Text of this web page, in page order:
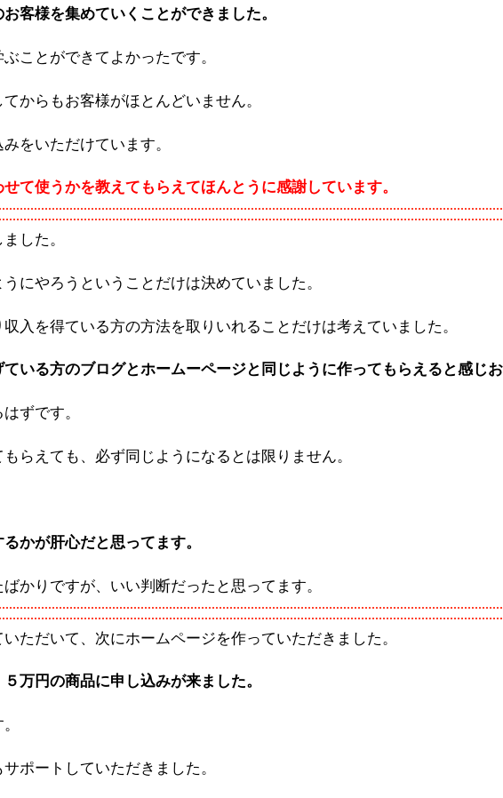
客様を集めていくことができました。
ことができてよかったです。
からもお客様がほとんどいません。
をいただけています。
て使うかを教えてもらえてほんとうに感謝しています。
した。
にやろうということだけは決めていました。
入を得ている方の方法を取りいれることだけは考えていました。
いる方のブログとホームーページと同じように作ってもらえると感じ
ずです。
らえても、必ず同じようになるとは限りません。
かが肝心だと思ってます。
かりですが、いい判断だったと思ってます。
ただいて、次にホームページを作っていただきました。
万円の商品に申し込みが来ました。
ポートしていただきました。